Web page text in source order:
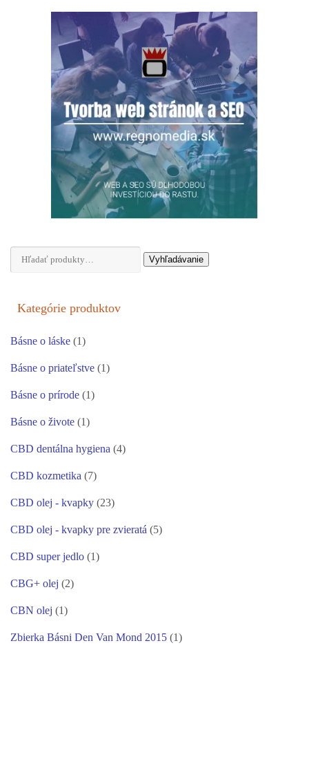
Hľadať: Vyhľadávanie
Kategórie produktov
Básne o láske (1)
Básne o priateľstve (1)
Básne o prírode (1)
Básne o živote (1)
CBD dentálna hygiena (4)
CBD kozmetika (7)
CBD olej - kvapky (23)
CBD olej - kvapky pre zvieratá (5)
CBD super jedlo (1)
CBG+ olej (2)
CBN olej (1)
Zbierka Básni Den Van Mond 2015 (1)